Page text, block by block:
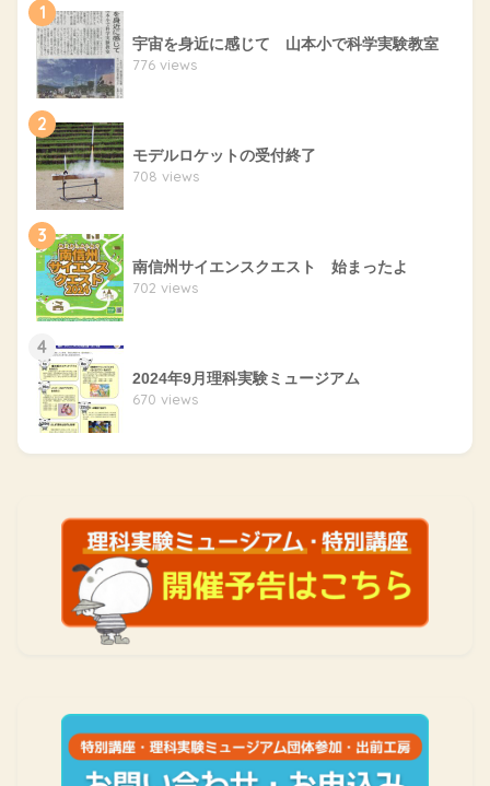
1
宇宙を身近に感じて 山本小で科学実験教室
776 views
2
モデルロケットの受付終了
708 views
3
南信州サイエンスクエスト 始まったよ
702 views
4
2024年9月理科実験ミュージアム
670 views